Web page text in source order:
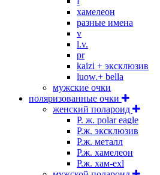
хамелеон
разные имена
v
l.v.
pr
kaizi + эксклюзив
luow.+ bella
мужские очки
поляризованные очки
женский полароид
P. ж. polar eagle
P.ж. эксклюзив
Р.ж. металл
P.ж. хамелеон
Р.ж. хам-exl